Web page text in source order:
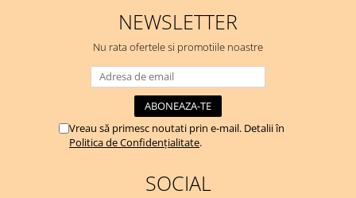
NEWSLETTER
Nu rata ofertele si promotiile noastre
Vreau să primesc noutati prin e-mail. Detalii în
Politica de Confidențialitate.
SOCIAL